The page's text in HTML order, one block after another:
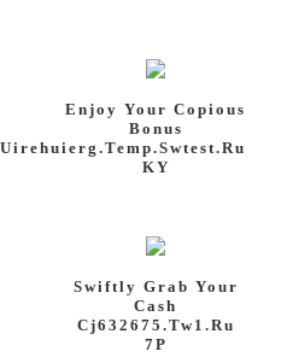
پرسش و پاسخ
تبلیغات
روانشناسان و روانپزشکان
Enjoy Your Copious
Bonus
Uirehuierg.temp.swtest.ru
KY
Swiftly Grab Your
Cash
Cj632675.tw1.ru
7P